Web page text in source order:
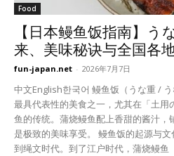
Food
【日本鳗鱼饭指南】う
来、美味秘诀与全国各
fun-japan.net - 2026年7月7日
中文English한국어 鳗鱼饭（うな重 /
最具代表性的美食之一，尤其在「土用
鱼的传统。蒲烧鳗鱼配上香甜的酱汁
是极致的美味享受。 鳗鱼饭的起源与
到绳文时代。到了江户时代，蒲烧鳗